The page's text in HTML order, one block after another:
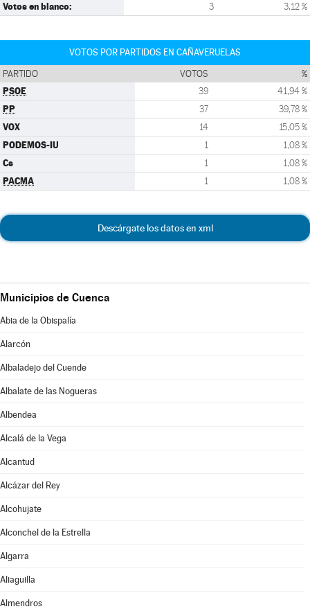
Votos en blanco: 3 3,12 %
VOTOS POR PARTIDOS EN CAÑAVERUELAS
PARTIDO VOTOS %
PSOE 39 41,94 %
PP 37 39,78 %
VOX 14 15,05 %
PODEMOS-IU 1 1,08 %
Cs 1 1,08 %
PACMA 1 1,08 %
Descárgate los datos en xml
Municipios de Cuenca
Abia de la Obispalía
Alarcón
Albaladejo del Cuende
Albalate de las Nogueras
Albendea
Alcalá de la Vega
Alcantud
Alcázar del Rey
Alcohujate
Alconchel de la Estrella
Algarra
Aliaguilla
Almendros